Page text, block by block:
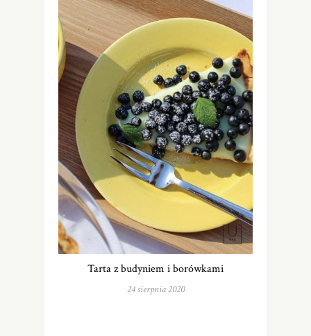
Tarta z budyniem i borówkami
24 sierpnia 2020